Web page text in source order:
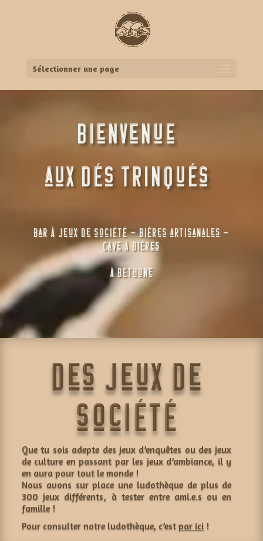
Sélectionner une page
bienvenue
aux dés trinqués
Bar à jeux de société – Bières artisanales –
Cave à bières
à béthune
Des jeux de
société
Que tu sois adepte des jeux d’enquêtes ou des jeux
de culture en passant par les jeux d’ambiance, il y
en aura pour tout le monde !
Nous avons sur place une ludothèque de plus de
300 jeux différents, à tester entre ami.e.s ou en
famille !
Pour consulter notre ludothèque, c’est par ici !